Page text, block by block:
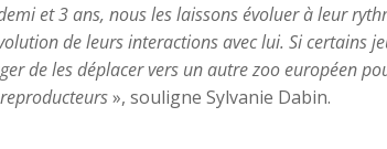
et 3 ans, nous les laissons évoluer à leur
de leurs interactions avec lui. Si certains
de les déplacer vers un autre zoo européen
», souligne Sylvanie Dabin.